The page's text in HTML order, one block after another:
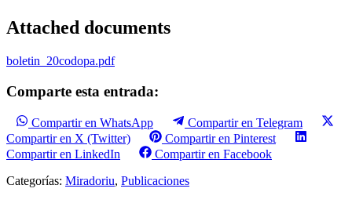
Attached documents
boletin_20codopa.pdf
Comparte esta entrada:
Compartir en WhatsApp
Compartir en Telegram
Compartir en X (Twitter)
Compartir en Pinterest
Compartir en LinkedIn
Compartir en Facebook
Categorías: Miradoriu, Publicaciones